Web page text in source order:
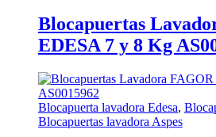
Blocapuertas
EDESA 7 y 8 Kg
Blocapuerta lavadora Edesa,
Blocapuertas lavadora Aspes